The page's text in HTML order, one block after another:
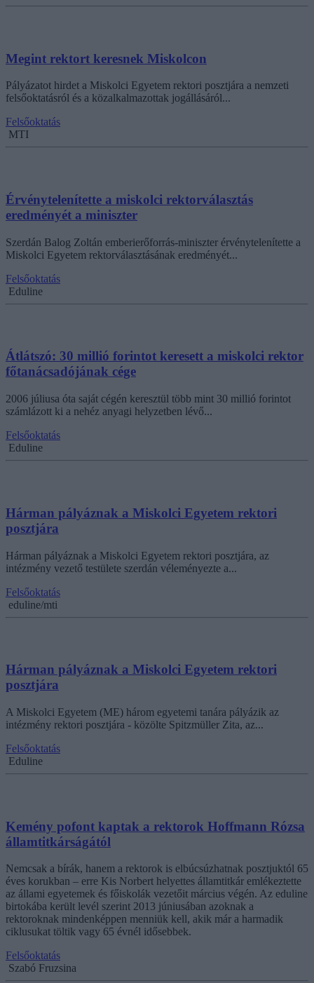
Megint rektort keresnek Miskolcon
Pályázatot hirdet a Miskolci Egyetem rektori posztjára a nemzeti
felsőoktatásról és a közalkalmazottak jogállásáról...
Felsőoktatás
MTI
Érvénytelenítette a miskolci rektorválasztás
eredményét a miniszter
Szerdán Balog Zoltán emberierőforrás-miniszter érvénytelenítette a
Miskolci Egyetem rektorválasztásának eredményét...
Felsőoktatás
Eduline
Átlátszó: 30 millió forintot keresett a miskolci rektor
főtanácsadójának cége
2006 júliusa óta saját cégén keresztül több mint 30 millió forintot
számlázott ki a nehéz anyagi helyzetben lévő...
Felsőoktatás
Eduline
Hárman pályáznak a Miskolci Egyetem rektori
posztjára
Hárman pályáznak a Miskolci Egyetem rektori posztjára, az
intézmény vezető testülete szerdán véleményezte a...
Felsőoktatás
eduline/mti
Hárman pályáznak a Miskolci Egyetem rektori
posztjára
A Miskolci Egyetem (ME) három egyetemi tanára pályázik az
intézmény rektori posztjára - közölte Spitzmüller Zita, az...
Felsőoktatás
Eduline
Kemény pofont kaptak a rektorok Hoffmann Rózsa
államtitkárságától
Nemcsak a bírák, hanem a rektorok is elbúcsúzhatnak posztjuktól 65
éves korukban – erre Kis Norbert helyettes államtitkár emlékeztette
az állami egyetemek és főiskolák vezetőit március végén. Az eduline
birtokába került levél szerint 2013 júniusában azoknak a
rektoroknak mindenképpen menniük kell, akik már a harmadik
ciklusukat töltik vagy 65 évnél idősebbek.
Felsőoktatás
Szabó Fruzsina